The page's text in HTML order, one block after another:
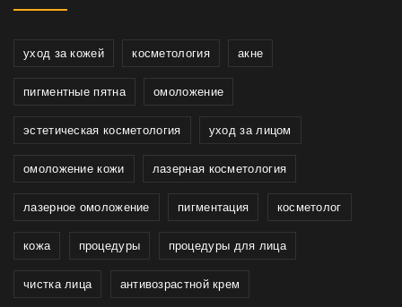
уход за кожей косметология акне
пигментные пятна омоложение
эстетическая косметология уход за лицом
омоложение кожи лазерная косметология
лазерное омоложение пигментация косметолог
кожа процедуры процедуры для лица
чистка лица антивозрастной крем